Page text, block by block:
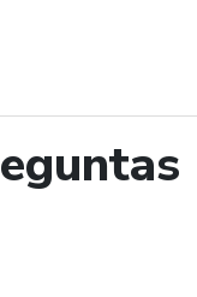
de búsqueda